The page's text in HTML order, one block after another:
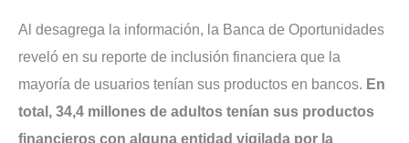
Al desagrega la información, la Banca de Oportunidades
reveló en su reporte de inclusión financiera que la
mayoría de usuarios tenían sus productos en bancos. En
total, 34,4 millones de adultos tenían sus productos
financieros con alguna entidad vigilada por la